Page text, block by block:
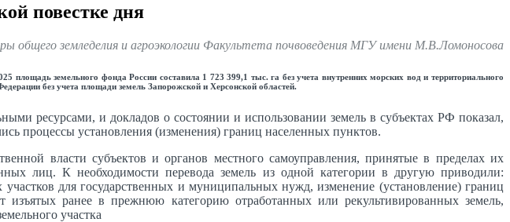
повестке дня
общего земледелия и агроэкологии Факультета почвоведения МГУ имени М.В.Ломоносова
земельного фонда России составила 1 723 399,1 тыс. га без учета внутренних морских вод и территориального
без учета площади земель Запорожской и Херсонской областей.
ресурсами, и докладов о состоянии и использовании земель в субъектах РФ показал,
процессы установления (изменения) границ населенных пунктов.
власти субъектов и органов местного самоуправления, принятые в пределах их
лиц. К необходимости перевода земель из одной категории в другую приводили:
участков для государственных и муниципальных нужд, изменение (установление) границ
ранее в прежнюю категорию отработанных или рекультивированных земель,
участка